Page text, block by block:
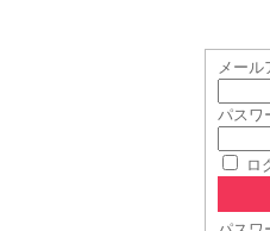
AC-MALL
メール
パスワ
ロ